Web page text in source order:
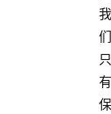
我
们
只
有
保